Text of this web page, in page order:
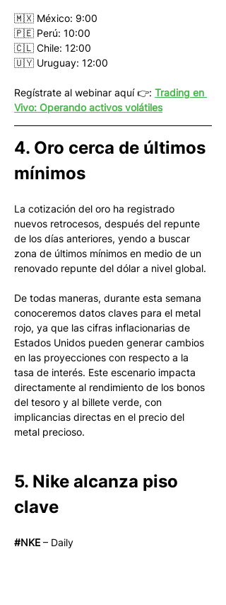
🇲🇽 México: 9:00
🇵🇪 Perú: 10:00
🇨🇱 Chile: 12:00
🇺🇾 Uruguay: 12:00
Regístrate al webinar aquí 👉: Trading en
Vivo: Operando activos volátiles
4. Oro cerca de últimos
mínimos
La cotización del oro ha registrado
nuevos retrocesos, después del repunte
de los días anteriores, yendo a buscar
zona de últimos mínimos en medio de un
renovado repunte del dólar a nivel global.
De todas maneras, durante esta semana
conoceremos datos claves para el metal
rojo, ya que las cifras inflacionarias de
Estados Unidos pueden generar cambios
en las proyecciones con respecto a la
tasa de interés. Este escenario impacta
directamente al rendimiento de los bonos
del tesoro y al billete verde, con
implicancias directas en el precio del
metal precioso.
5. Nike alcanza piso
clave
#NKE – Daily